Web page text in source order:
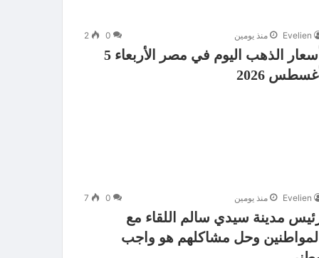
Evelien منذ يومين 0
2
أسعار الذهب اليوم في مصر الأربعاء 5
أغسطس 2026
Evelien منذ يومين 0
7
مدينة سيدي سالم اللقاء مع
المواطنين وحل مشاكلهم هو واجب